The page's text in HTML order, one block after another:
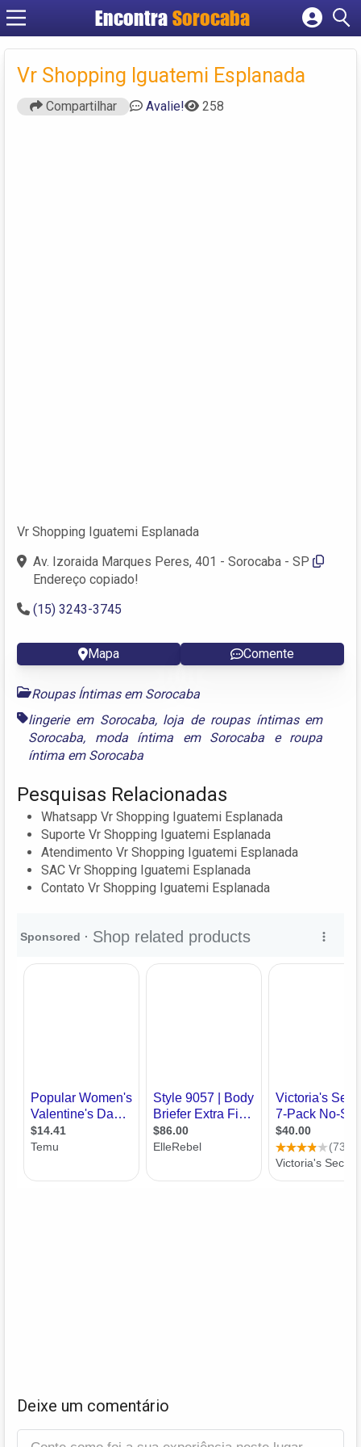
EncontraSorocaba
Cadastrar empresa
Criar conta
Vr Shopping Iguatemi Esplanada
Compartilhar Avalie! 258
Vr Shopping Iguatemi Esplanada
Av. Izoraida Marques Peres, 401 - Sorocaba - SP
Endereço copiado!
(15) 3243-3745
Mapa Comente
Roupas Íntimas em Sorocaba
lingerie em Sorocaba, loja de roupas íntimas em
Sorocaba, moda íntima em Sorocaba e roupa
íntima em Sorocaba
Pesquisas Relacionadas
Whatsapp Vr Shopping Iguatemi Esplanada
Suporte Vr Shopping Iguatemi Esplanada
Atendimento Vr Shopping Iguatemi Esplanada
SAC Vr Shopping Iguatemi Esplanada
Contato Vr Shopping Iguatemi Esplanada
Deixe um comentário